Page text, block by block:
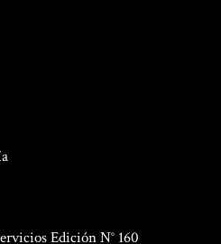
Edición N° 160